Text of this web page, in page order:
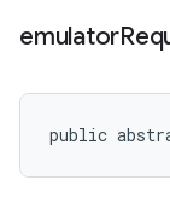
emulator
public